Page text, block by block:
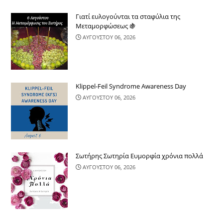
Γιατί ευλογούνται τα σταφύλια της
Μεταμορφώσεως 🍇
ΑΥΓΟΥΣΤΟΥ 06, 2026
Klippel-Feil Syndrome Awareness Day
ΑΥΓΟΥΣΤΟΥ 06, 2026
Σωτήρης Σωτηρία Ευμορφία χρόνια πολλά
ΑΥΓΟΥΣΤΟΥ 06, 2026